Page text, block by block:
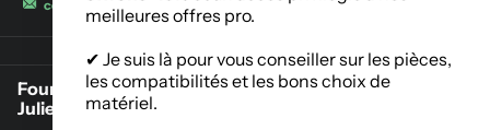
contact@meygalmat.fr
Fournisseur de matériaux de construction à Saint-
Julien-Chapteuil
meilleures offres pro.
✔ Je suis là pour vous conseiller sur les pièces,
les compatibilités et les bons choix de
matériel.